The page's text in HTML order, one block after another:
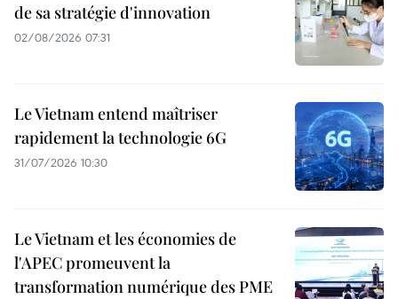
de sa stratégie d'innovation
02/08/2026 07:31
Le Vietnam entend maîtriser
rapidement la technologie 6G
31/07/2026 10:30
Le Vietnam et les économies de
l'APEC promeuvent la
transformation numérique des PME